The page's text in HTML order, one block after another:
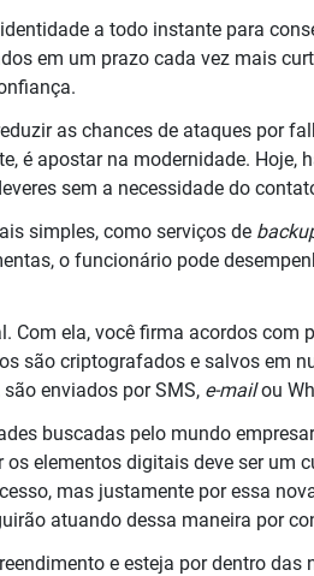
a todo instante para
em um prazo cada vez mais
as chances de ataques por
é apostar na modernidade.
sem a necessidade do
simples, como serviços de
o funcionário pode
Com ela, você firma acordos com
são criptografados e salvos em
enviados por SMS, e-mailou
buscadas pelo mundo
elementos digitais deve ser um
mas justamente por essa
atuando dessa maneira por
e esteja por dentro